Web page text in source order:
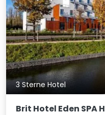
3 Sterne Hotel
Brit Hotel Eden SPA